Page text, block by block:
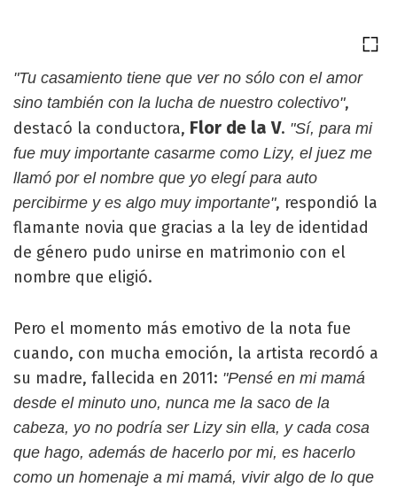
"Tu casamiento tiene que ver no sólo con el amor
sino también con la lucha de nuestro colectivo",
destacó la conductora, Flor de la V. "Sí, para mi
fue muy importante casarme como Lizy, el juez me
llamó por el nombre que yo elegí para auto
percibirme y es algo muy importante", respondió la
flamante novia que gracias a la ley de identidad
de género pudo unirse en matrimonio con el
nombre que eligió.
Pero el momento más emotivo de la nota fue
cuando, con mucha emoción, la artista recordó a
su madre, fallecida en 2011: "Pensé en mi mamá
desde el minuto uno, nunca me la saco de la
cabeza, yo no podría ser Lizy sin ella, y cada cosa
que hago, además de hacerlo por mi, es hacerlo
como un homenaje a mi mamá, vivir algo de lo que